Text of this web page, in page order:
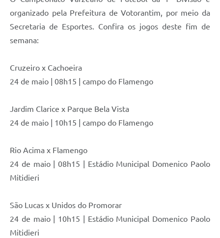
organizado pela Prefeitura de Votorantim, por meio da
Secretaria de Esportes. Confira os jogos deste fim de
semana:
Cruzeiro x Cachoeira
24 de maio | 08h15 | campo do Flamengo
Jardim Clarice x Parque Bela Vista
24 de maio | 10h15 | campo do Flamengo
Rio Acima x Flamengo
24 de maio | 08h15 | Estádio Municipal Domenico Paolo
Mitidieri
São Lucas x Unidos do Promorar
24 de maio | 10h15 | Estádio Municipal Domenico Paolo
Mitidieri